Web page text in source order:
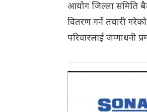
आयोग जिल्ला समिति
वितरण गर्ने तयारी
परिवारलाई जग्गाधनी